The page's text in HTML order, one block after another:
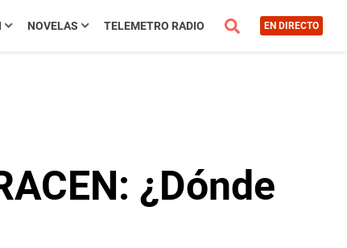
NOVELAS TELEMETRO RADIO EN DIRECTO
¿Dónde